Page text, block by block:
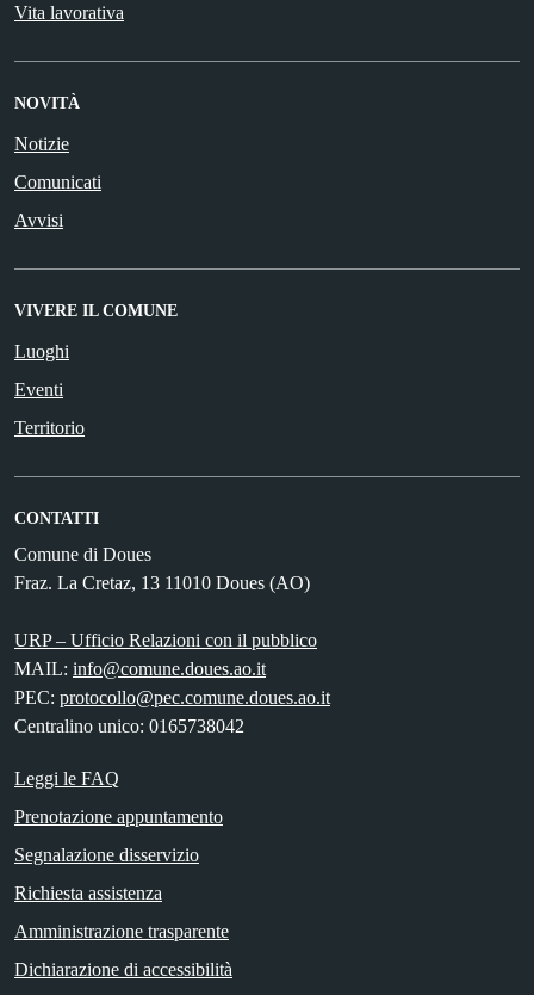
Vita lavorativa
NOVITÀ
Notizie
Comunicati
Avvisi
VIVERE IL COMUNE
Luoghi
Eventi
Territorio
CONTATTI
Comune di Doues
Fraz. La Cretaz, 13 11010 Doues (AO)
URP – Ufficio Relazioni con il pubblico
MAIL: info@comune.doues.ao.it
PEC: protocollo@pec.comune.doues.ao.it
Centralino unico: 0165738042
Leggi le FAQ
Prenotazione appuntamento
Segnalazione disservizio
Richiesta assistenza
Amministrazione trasparente
Dichiarazione di accessibilità